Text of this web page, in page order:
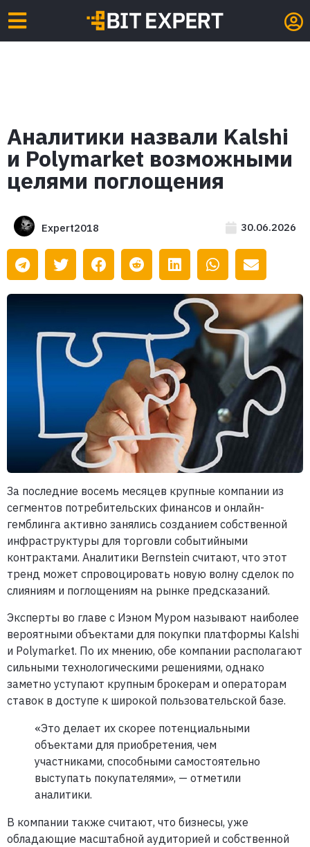
Аналитики назвали Kalshi
и Polymarket возможными
целями поглощения
Expert2018 30.06.2026
За последние восемь месяцев крупные компании из
сегментов потребительских финансов и онлайн-
гемблинга активно занялись созданием собственной
инфраструктуры для торговли событийными
контрактами. Аналитики Bernstein считают, что этот
тренд может спровоцировать новую волну сделок по
слияниям и поглощениям на рынке предсказаний.
Эксперты во главе с Иэном Муром называют наиболее
вероятными объектами для покупки платформы Kalshi
и Polymarket. По их мнению, обе компании располагают
сильными технологическими решениями, однако
заметно уступают крупным брокерам и операторам
ставок в доступе к широкой пользовательской базе.
«Это делает их скорее потенциальными
объектами для приобретения, чем
участниками, способными самостоятельно
выступать покупателями», — отметили
аналитики.
В компании также считают, что бизнесы, уже
обладающие масштабной аудиторией и собственной